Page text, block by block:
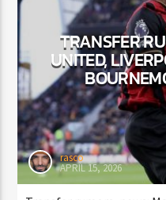
TRANSFER
UNITED,
rasco
APRIL 15, 2026